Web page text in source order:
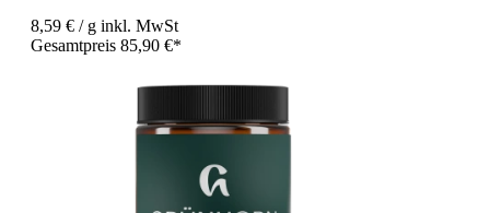
8,59 € / g inkl. MwSt
Gesamtpreis 85,90 €*